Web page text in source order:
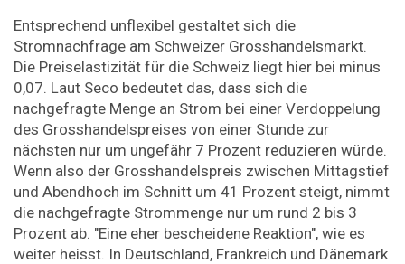
Entsprechend unflexibel gestaltet sich die
Stromnachfrage am Schweizer Grosshandelsmarkt.
Die Preiselastizität für die Schweiz liegt hier bei minus
0,07. Laut Seco bedeutet das, dass sich die
nachgefragte Menge an Strom bei einer Verdoppelung
des Grosshandelspreises von einer Stunde zur
nächsten nur um ungefähr 7 Prozent reduzieren würde.
Wenn also der Grosshandelspreis zwischen Mittagstief
und Abendhoch im Schnitt um 41 Prozent steigt, nimmt
die nachgefragte Strommenge nur um rund 2 bis 3
Prozent ab. "Eine eher bescheidene Reaktion", wie es
weiter heisst. In Deutschland, Frankreich und Dänemark